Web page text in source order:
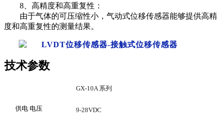
8、 高精度和高重复性：
由于气体的可压缩性小，气动式位移传感器能够提供高精
度和高重复性的测量结果。
技术参数
GX-10A 系列
供电 电压 9-28VDC